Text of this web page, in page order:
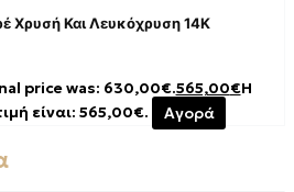
Χρυσή Και Λευκόχρυση 14Κ
price was: 630,00€.565,00€Η
είναι: 565,00€.
Αγορά